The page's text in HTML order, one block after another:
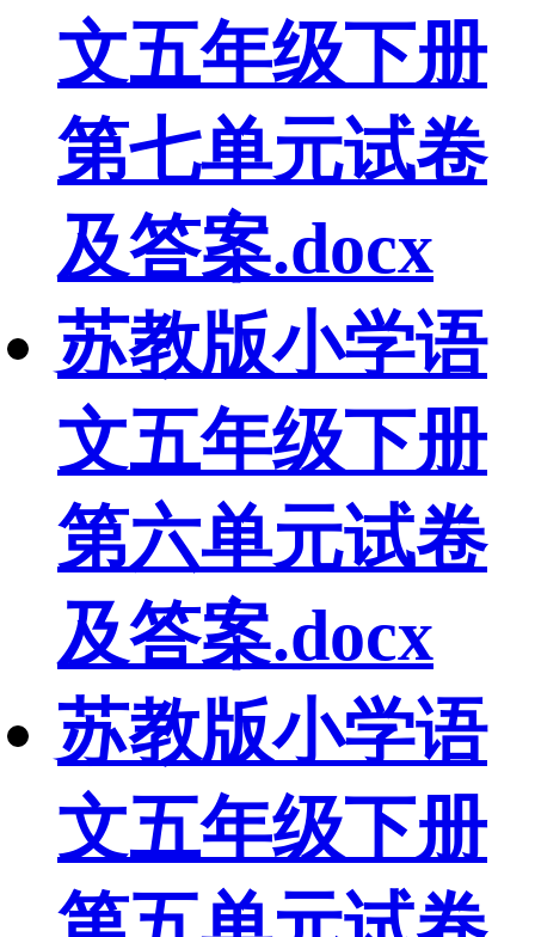
文五年级下册
第七单元试卷
及答案.docx
苏教版小学语
文五年级下册
第六单元试卷
及答案.docx
苏教版小学语
文五年级下册